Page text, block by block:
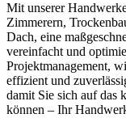
Mit unserer
Zimmerern,
Dach, eine
vereinfacht und
Projektmanagement,
effizient und
damit Sie sich auf das
können – Ihr